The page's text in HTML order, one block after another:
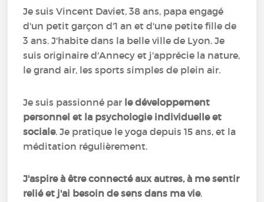
Je suis Vincent Daviet, 38 ans, papa engagé
d'un petit garçon d'1 an et d'une petite fille de
3 ans. J'habite dans la belle ville de Lyon. Je
suis originaire d'Annecy et j'apprécie la nature,
le grand air, les sports simples de plein air.
Je suis passionné par le développement
personnel et la psychologie individuelle et
sociale. Je pratique le yoga depuis 15 ans, et la
méditation régulièrement.
J'aspire à être connecté aux autres, à me sentir
relié et j'ai besoin de sens dans ma vie.